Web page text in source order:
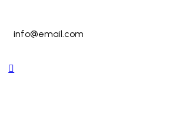
info@email.com